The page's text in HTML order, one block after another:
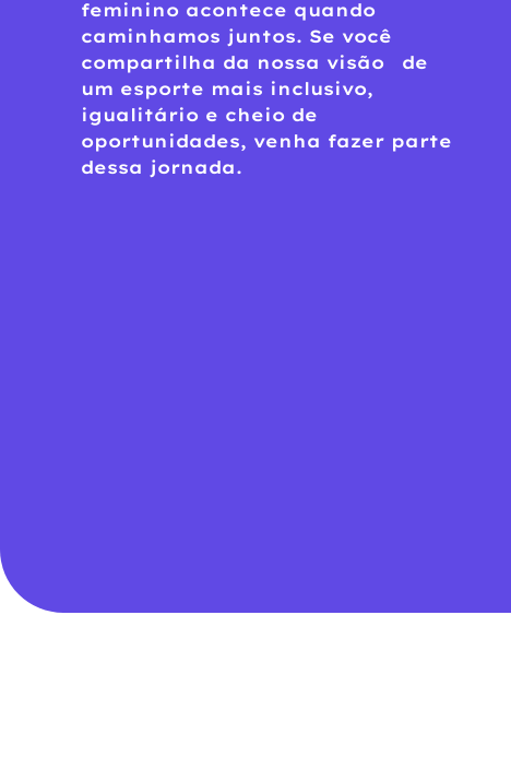
feminino acontece quando
caminhamos juntos. Se você
compartilha da nossa visão de
um esporte mais inclusivo,
igualitário e cheio de
oportunidades, venha fazer parte
dessa jornada.